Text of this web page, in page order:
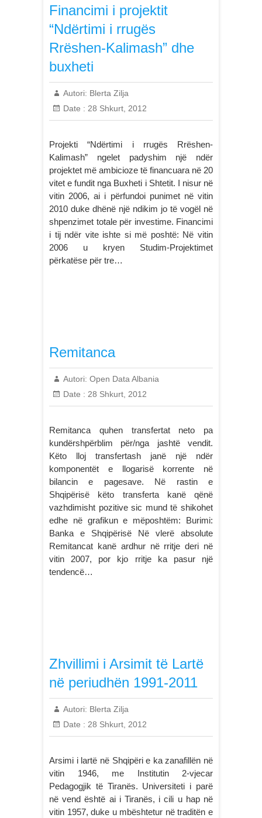
Financimi i projektit
“Ndërtimi i rrugës
Rrëshen-Kalimash” dhe
buxheti
Autori: Blerta Zilja
Date : 28 Shkurt, 2012
Projekti “Ndërtimi i rrugës Rrëshen-
Kalimash” ngelet padyshim një ndër
projektet më ambicioze të financuara në 20
vitet e fundit nga Buxheti i Shtetit. I nisur në
vitin 2006, ai i përfundoi punimet në vitin
2010 duke dhënë një ndikim jo të vogël në
shpenzimet totale për investime. Financimi
i tij ndër vite ishte si më poshtë: Në vitin
2006 u kryen Studim-Projektimet
përkatëse për tre…
Remitanca
Autori: Open Data Albania
Date : 28 Shkurt, 2012
Remitanca quhen transfertat neto pa
kundërshpërblim për/nga jashtë vendit.
Këto lloj transfertash janë një ndër
komponentët e llogarisë korrente në
bilancin e pagesave. Në rastin e
Shqipërisë këto transferta kanë qënë
vazhdimisht pozitive sic mund të shikohet
edhe në grafikun e mëposhtëm: Burimi:
Banka e Shqipërisë Në vlerë absolute
Remitancat kanë ardhur në rritje deri në
vitin 2007, por kjo rritje ka pasur një
tendencë…
Zhvillimi i Arsimit të Lartë
në periudhën 1991-2011
Autori: Blerta Zilja
Date : 28 Shkurt, 2012
Arsimi i lartë në Shqipëri e ka zanafillën në
vitin 1946, me Institutin 2-vjecar
Pedagogjik të Tiranës. Universiteti i parë
në vend është ai i Tiranës, i cili u hap në
vitin 1957, duke u mbështetur në traditën e